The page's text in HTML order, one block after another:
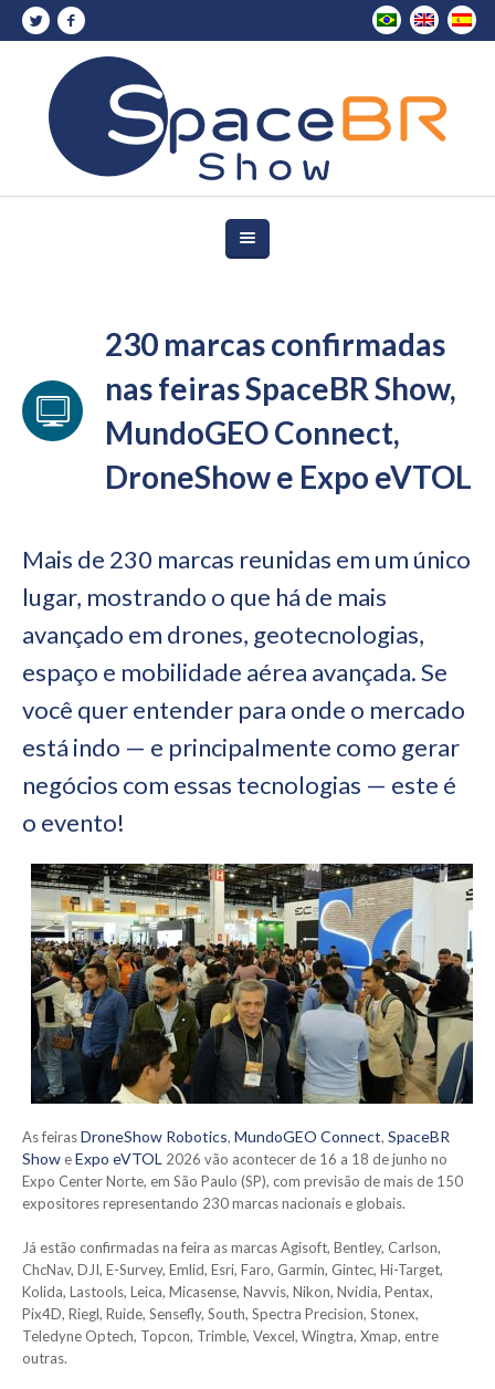
230 marcas confirmadas
nas feiras SpaceBR Show,
MundoGEO Connect,
DroneShow e Expo eVTOL
Mais de 230 marcas reunidas em um único
lugar, mostrando o que há de mais
avançado em drones, geotecnologias,
espaço e mobilidade aérea avançada. Se
você quer entender para onde o mercado
está indo — e principalmente como gerar
negócios com essas tecnologias — este é
o evento!
As feirasDroneShow Robotics, MundoGEO Connect, SpaceBR
Show eExpo eVTOL 2026 vão acontecer de 16 a 18 de junho no
Expo Center Norte, em São Paulo (SP), com previsão de mais de 150
expositores representando 230 marcas nacionais e globais.
Já estão confirmadas na feira as marcas Agisoft, Bentley, Carlson,
ChcNav, DJI, E-Survey, Emlid, Esri, Faro, Garmin, Gintec, Hi-Target,
Kolida, Lastools, Leica, Micasense, Navvis, Nikon, Nvidia, Pentax,
Pix4D, Riegl, Ruide, Sensefly, South, Spectra Precision, Stonex,
Teledyne Optech, Topcon, Trimble, Vexcel, Wingtra, Xmap, entre
outras.